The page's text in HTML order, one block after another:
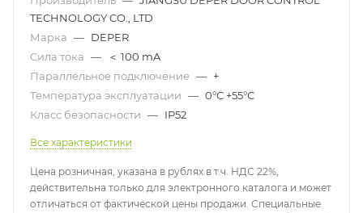
TECHNOLOGY CO., LTD
Марка — DEPER
Сила тока —
＜ 100 mA
Параллельное подключение — +
Температура эксплуатации — 0°С +55°С
Класс безопасности — IP52
Все характеристики
Цена розничная, указана в рублях в т.ч. НДС 22%,
действительна только для электронного каталога и может
отличаться от фактической цены продажи. Специальные